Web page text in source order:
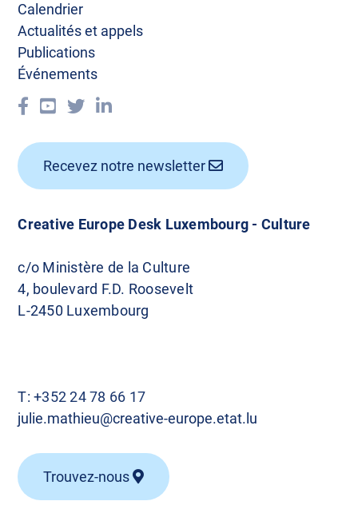
o
n
d
e
s
a
i
c
s
Creative Europe Desk Luxembourg - Culture
c/o Ministère de la Culture
4, boulevard F.D. Roosevelt
L-2450 Luxembourg
T:+352 24 78 66 17
julie.mathieu@creative-europe.etat.lu
Trouvez-nous
Calendrier
Actualités et appels
Publications
Événements
Recevez notre newsletter